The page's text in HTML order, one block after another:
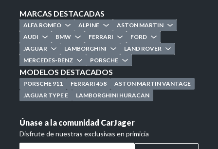
MARCAS DESTACADAS
ALFA ROMEO ALPINE
ASTON MARTIN
AUDI
BMW FERRARI
FORD
JAGUAR
LAMBORGHINI
LAND ROVER
MERCEDES-BENZ
PORSCHE
MODELOS DESTACADOS
PORSCHE 911 FERRARI 458
ASTON MARTIN VANTAGE
JAGUAR TYPE E
LAMBORGHINI HURACAN
Únase a la comunidad CarJager
Disfrute de nuestras exclusivas en primicia